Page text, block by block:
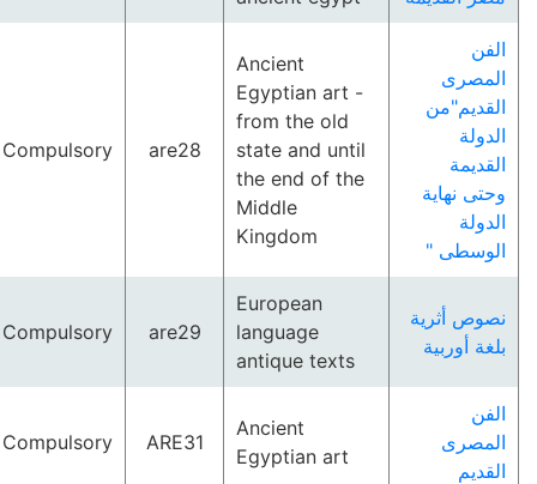
الفن
المصرى
القديم"من
الدولة
القديمة
وحتى نهاية
الدولة
الوسطى "
Ancient
Egyptian art -
from the old
state and until
the end of the
Middle
Kingdom
are28
Compulsory
نصوص أثرية
بلغة أوربية
European
language
antique texts
are29
Compulsory
الفن
المصرى
القديم
Ancient
Egyptian art
ARE31
Compulsory